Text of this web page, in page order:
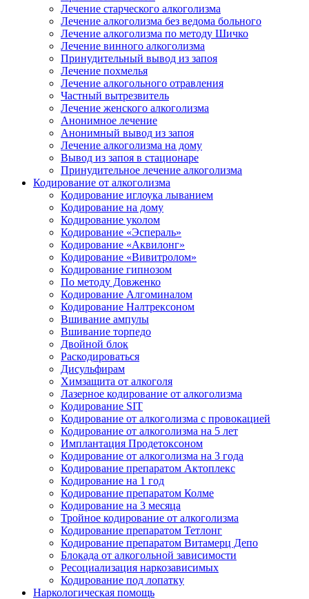
Лечение старческого алкоголизма
Лечение алкоголизма без ведома больного
Лечение алкоголизма по методу Шичко
Лечение винного алкоголизма
Принудительный вывод из запоя
Лечение похмелья
Лечение алкогольного отравления
Частный вытрезвитель
Лечение женского алкоголизма
Анонимное лечение
Анонимный вывод из запоя
Лечение алкоголизма на дому
Вывод из запоя в стационаре
Принудительное лечение алкоголизма
Кодирование от алкоголизма
Кодирование иглоука лыванием
Кодирование на дому
Кодирование уколом
Кодирование «Эспераль»
Кодирование «Аквилонг»
Кодирование «Вивитролом»
Кодирование гипнозом
По методу Довженко
Кодирование Алгоминалом
Кодирование Налтрексоном
Вшивание ампулы
Вшивание торпедо
Двойной блок
Раскодироваться
Дисульфирам
Химзащита от алкоголя
Лазерное кодирование от алкоголизма
Кодирование SIT
Кодирование от алкоголизма с провокацией
Кодирование от алкоголизма на 5 лет
Имплантация Продетоксоном
Кодирование от алкоголизма на 3 года
Кодирование препаратом Актоплекс
Кодирование на 1 год
Кодирование препаратом Колме
Кодирование на 3 месяца
Тройное кодирование от алкоголизма
Кодирование препаратом Тетлонг
Кодирование препаратом Витамерц Депо
Блокада от алкогольной зависимости
Ресоциализация наркозависимых
Кодирование под лопатку
Наркологическая помощь